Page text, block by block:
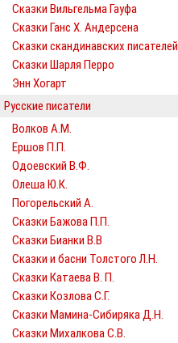
Сказки Вильгельма Гауфа
Сказки Ганс Х. Андерсена
Сказки скандинавских писателей
Сказки Шарля Перро
Энн Хогарт
Русские писатели
Волков А.М.
Ершов П.П.
Одоевский В.Ф.
Олеша Ю.К.
Погорельский А.
Сказки Бажова П.П.
Сказки Бианки В.В
Сказки и басни Толстого Л.Н.
Сказки Катаева В. П.
Сказки Козлова С.Г.
Сказки Мамина-Сибиряка Д.Н.
Сказки Михалкова С.В.